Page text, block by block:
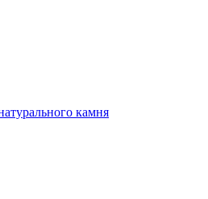
камня